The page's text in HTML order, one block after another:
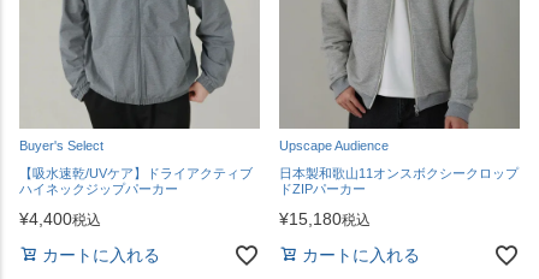
Buyer's Select
【吸水速乾/UVケア】ドライアクティブ
ハイネックジップパーカー
¥4,400税込
カートに入れる
Upscape Audience
日本製和歌山11オンスボクシークロップ
ドZIPパーカー
¥15,180税込
カートに入れる